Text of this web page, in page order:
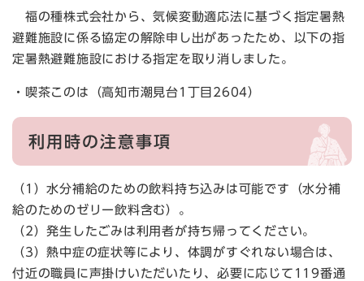
福の種株式会社から、気候変動適応法に基づく指定暑熱
避難施設に係る協定の解除申し出があったため、以下の指
定暑熱避難施設における指定を取り消しました。
・喫茶このは（高知市潮見台1丁目2604）
利用時の注意事項
（1）水分補給のための飲料持ち込みは可能です（水分補
給のためのゼリー飲料含む）。
（2）発生したごみは利用者が持ち帰ってください。
（3）熱中症の症状等により、体調がすぐれない場合は、
付近の職員に声掛けいただいたり、必要に応じて119番通